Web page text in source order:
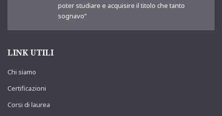
poter studiare e acquisire il titolo che tanto
sognavo”
LINK UTILI
Chi siamo
Certificazioni
Corsi di laurea